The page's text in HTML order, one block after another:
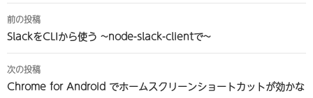
投
稿
ナ
ビ
前の投稿
SlackをCLIから使う ~node-slack-clientで~
次の投稿
Chrome for Android でホームスクリーンショートカットが効かな